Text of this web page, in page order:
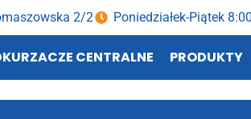
2/2 Poniedziałek-Piątek
CENTRALNE PRODUKTY